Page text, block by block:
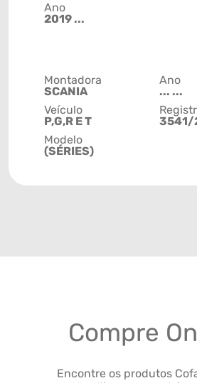
Ano
2019 ...
Montadora
SCANIA
Veículo
P,G,R E T
Modelo
(SÉRIES)
Ano
... ...
3541/
Compre
Encontre os produtos